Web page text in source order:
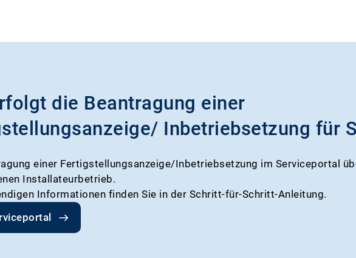
die Beantragung einer
Inbetriebsetzung für
einer Fertigstellungsanzeige/Inbetriebsetzung im Serviceportal
Installateurbetrieb.
Informationen finden Sie in der Schritt-für-Schritt-Anleitung.